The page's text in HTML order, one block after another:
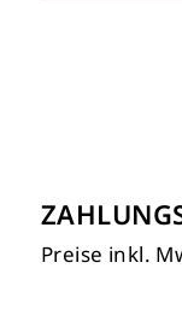
Preise inkl.